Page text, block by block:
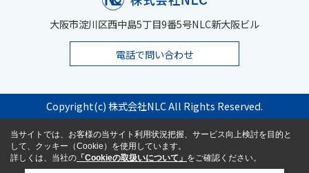
大阪市淀川区西中島5丁目9番5号NLC新大阪ビル
電話で問い合わせ
Copyright(c) 株式会社NLC All Rights Reserved.
当サイトでは、お客様の当サイト利用状況把握、サービス向上検討を目的と
して、クッキー（Cookie）を使用しています。
詳しくは、当社の 「Cookieの取扱いについて」 をご確認ください。